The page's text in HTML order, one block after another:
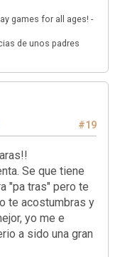
games for all ages! -
de unos padres
#19
Se que tiene
"pa tras" pero te
te acostumbras y
yo me e
a sido una gran